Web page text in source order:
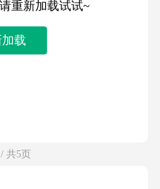
重新加载试试~
载
共5页